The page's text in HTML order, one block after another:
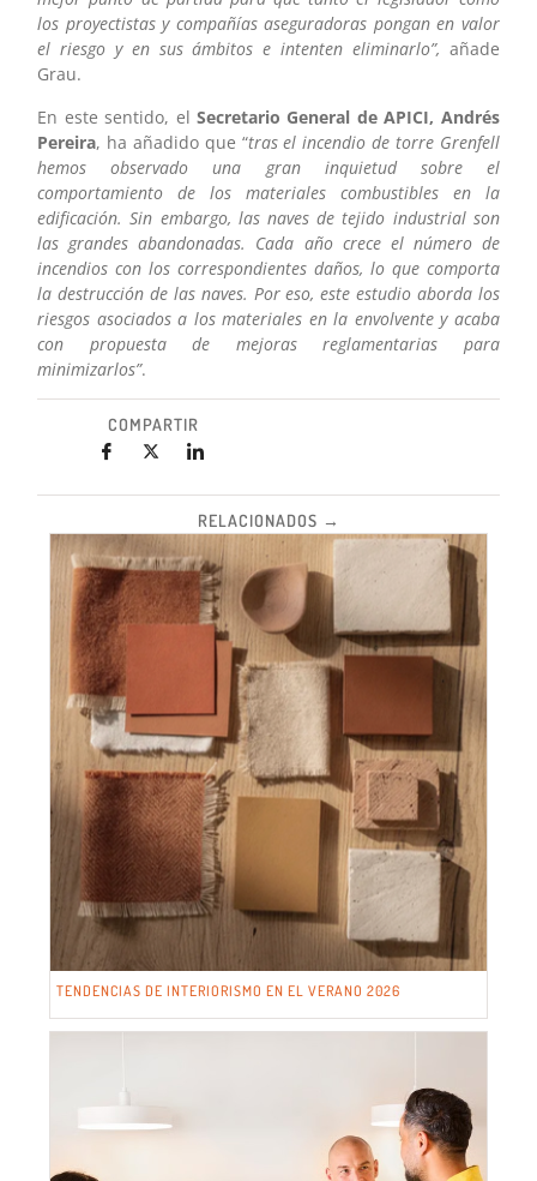
los proyectistas y compañías aseguradoras pongan en valor
el riesgo y en sus ámbitos e intenten eliminarlo”, añade
Grau.
En este sentido, el Secretario General de APICI, Andrés
Pereira, ha añadido que “tras el incendio de torre Grenfell
hemos observado una gran inquietud sobre el
comportamiento de los materiales combustibles en la
edificación. Sin embargo, las naves de tejido industrial son
las grandes abandonadas. Cada año crece el número de
incendios con los correspondientes daños, lo que comporta
la destrucción de las naves. Por eso, este estudio aborda los
riesgos asociados a los materiales en la envolvente y acaba
con propuesta de mejoras reglamentarias para
minimizarlos”.
COMPARTIR
RELACIONADOS →
TENDENCIAS DE INTERIORISMO EN EL VERANO 2026